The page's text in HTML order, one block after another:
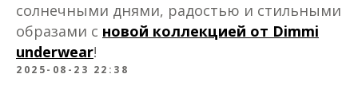
солнечными днями, радостью и стильными
образами с новой коллекцией от Dimmi
underwear!
2025-08-23 22:38